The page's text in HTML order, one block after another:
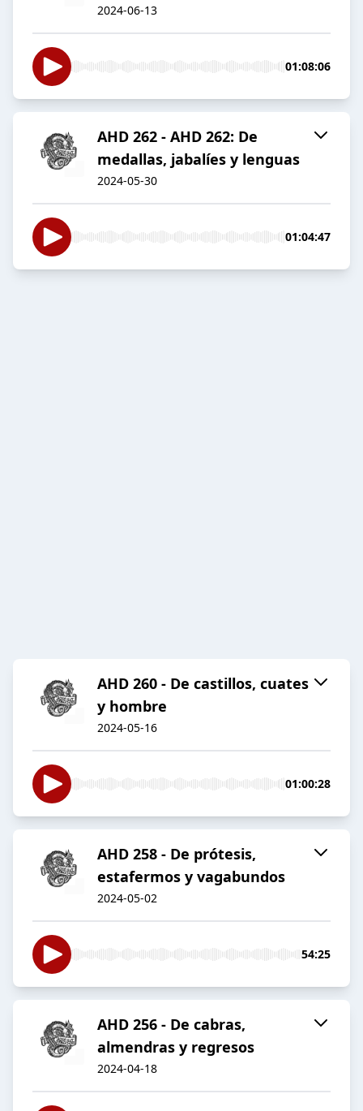
2024-06-13
01:08:06
AHD 262 - AHD 262: De
medallas, jabalíes y lenguas
2024-05-30
01:04:47
AHD 260 - De castillos, cuates
y hombre
2024-05-16
01:00:28
AHD 258 - De prótesis,
estafermos y vagabundos
2024-05-02
54:25
AHD 256 - De cabras,
almendras y regresos
2024-04-18